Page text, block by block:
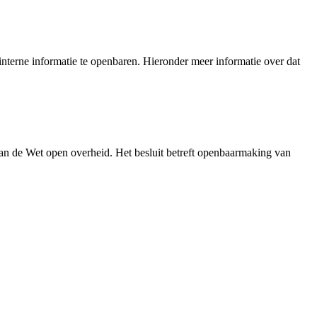
informatie te openbaren. Hieronder meer informatie over dat
de Wet open overheid. Het besluit betreft openbaarmaking van